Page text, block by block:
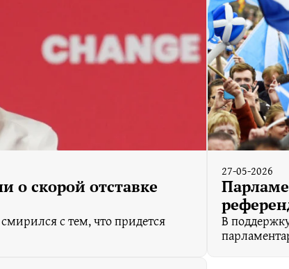
о скорой отставке
с тем, что придется
27-05-2026
В